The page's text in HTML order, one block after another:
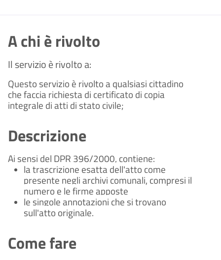
A chi è rivolto
Il servizio è rivolto a:
Questo servizio è rivolto a qualsiasi cittadino
che faccia richiesta di certificato di copia
integrale di atti di stato civile;
Descrizione
Ai sensi del DPR 396/2000, contiene:
la trascrizione esatta dell'atto come
presente negli archivi comunali, compresi il
numero e le firme apposte
le singole annotazioni che si trovano
sull'atto originale.
Come fare